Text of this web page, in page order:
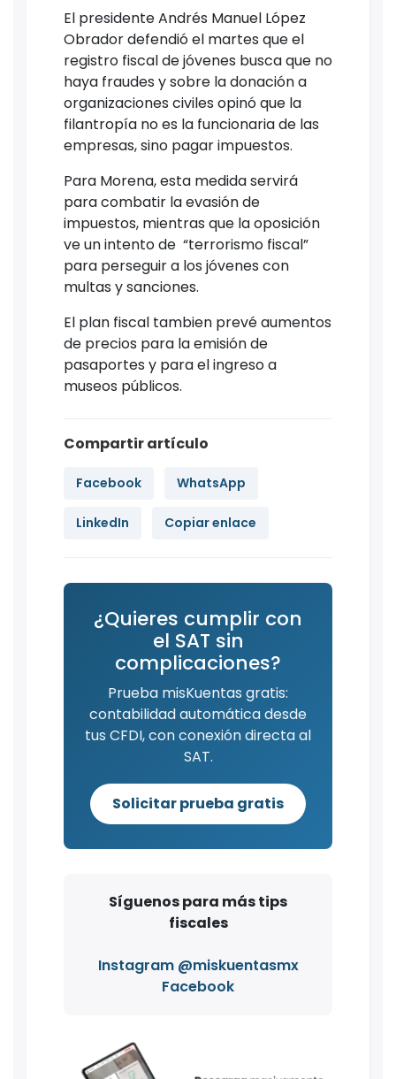
El presidente Andrés Manuel López
Obrador defendió el martes que el
registro fiscal de jóvenes busca que no
haya fraudes y sobre la donación a
organizaciones civiles opinó que la
filantropía no es la funcionaria de las
empresas, sino pagar impuestos.
Para Morena, esta medida servirá
para combatir la evasión de
impuestos, mientras que la oposición
ve un intento de “terrorismo fiscal”
para perseguir a los jóvenes con
multas y sanciones.
El plan fiscal tambien prevé aumentos
de precios para la emisión de
pasaportes y para el ingreso a
museos públicos.
Compartir artículo
Facebook WhatsApp
LinkedIn Copiar enlace
¿Quieres cumplir con
el SAT sin
complicaciones?
Prueba misKuentas gratis:
contabilidad automática desde
tus CFDI, con conexión directa al
SAT.
Solicitar prueba gratis
Síguenos para más tips
fiscales
Instagram @miskuentasmx
Facebook